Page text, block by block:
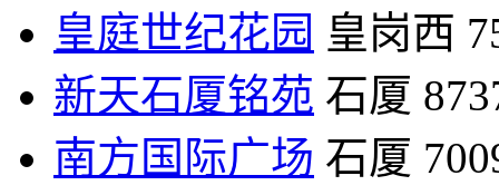
皇庭世纪花园 皇岗西
新天石厦铭苑 石厦
南方国际广场 石厦